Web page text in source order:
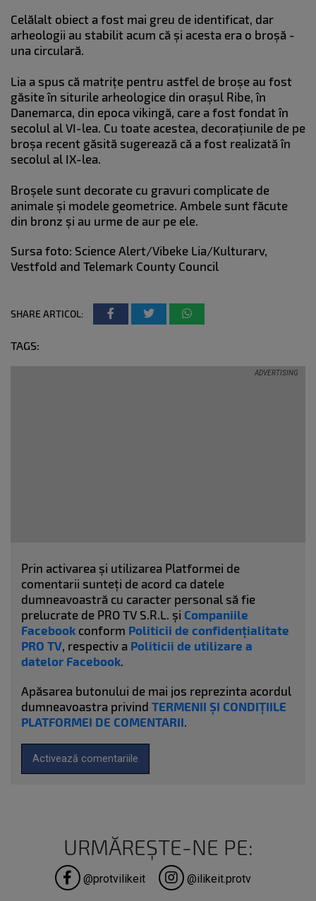
Celălalt obiect a fost mai greu de identificat, dar
arheologii au stabilit acum că și acesta era o broșă -
una circulară.
Lia a spus că matrițe pentru astfel de broșe au fost
găsite în siturile arheologice din orașul Ribe, în
Danemarca, din epoca vikingă, care a fost fondat în
secolul al VI-lea. Cu toate acestea, decorațiunile de pe
broșa recent găsită sugerează că a fost realizată în
secolul al IX-lea.
Broșele sunt decorate cu gravuri complicate de
animale și modele geometrice. Ambele sunt făcute
din bronz și au urme de aur pe ele.
Sursa foto: Science Alert/Vibeke Lia/Kulturarv,
Vestfold and Telemark County Council
SHARE ARTICOL:
TAGS:
Prin activarea și utilizarea Platformei de
comentarii sunteți de acord ca datele
dumneavoastră cu caracter personal să fie
prelucrate de PRO TV S.R.L. și Companiile
Facebook conform Politicii de confidențialitate
PRO TV, respectiv a Politicii de utilizare a
datelor Facebook.
Apăsarea butonului de mai jos reprezinta acordul
dumneavoastra privind TERMENII ȘI CONDIȚIILE
PLATFORMEI DE COMENTARII.
Activează comentariile
URMĂREȘTE-NE PE:
@protvilikeit @ilikeit.protv